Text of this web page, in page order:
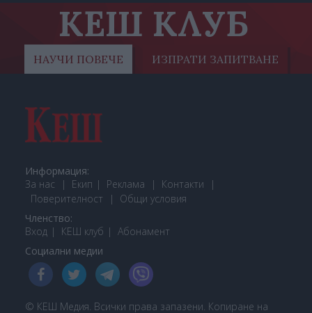
КЕШ КЛУБ
НАУЧИ ПОВЕЧЕ ИЗПРАТИ ЗАПИТВАНЕ
Информация:
За нас
Екип Реклама
Контакти
Поверителност
Общи условия
Членство:
Вход
КЕШ клуб Абонамент
Социални медии
© КЕШ Медия. Всички права запазени. Копиране на